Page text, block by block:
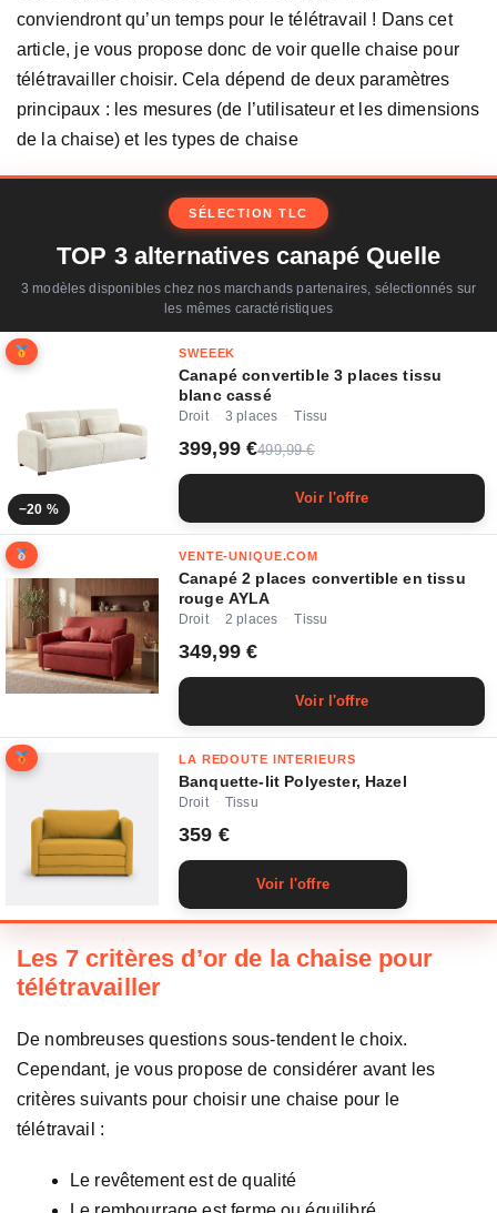
conviendront qu’un temps pour le télétravail ! Dans cet
article, je vous propose donc de voir quelle chaise pour
télétravailler choisir. Cela dépend de deux paramètres
principaux : les mesures (de l’utilisateur et les dimensions
de la chaise) et les types de chaise
SÉLECTION TLC
TOP 3 alternatives canapé Quelle
3 modèles disponibles chez nos marchands partenaires, sélectionnés sur
les mêmes caractéristiques
−20 %
SWEEEK
Canapé convertible 3 places tissu
blanc cassé
Droit · 3 places · Tissu
399,99 €499,99 €
Voir l'offre
VENTE-UNIQUE.COM
Canapé 2 places convertible en tissu
rouge AYLA
Droit · 2 places · Tissu
349,99 €
Voir l'offre
LA REDOUTE INTERIEURS
Banquette-lit Polyester, Hazel
Droit · Tissu
359 €
Voir l'offre
Les 7 critères d’or de la chaise pour
télétravailler
De nombreuses questions sous-tendent le choix.
Cependant, je vous propose de considérer avant les
critères suivants pour choisir une chaise pour le
télétravail :
Le revêtement est de qualité